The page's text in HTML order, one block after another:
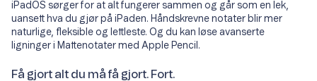
iPadOS sørger for at alt fungerer sammen og går som en lek,
uansett hva du gjør på iPaden. Håndskrevne notater blir mer
naturlige, fleksible og lettleste. Og du kan løse avanserte
ligninger i Mattenotater med Apple Pencil.
Få gjort alt du må få gjort. Fort.